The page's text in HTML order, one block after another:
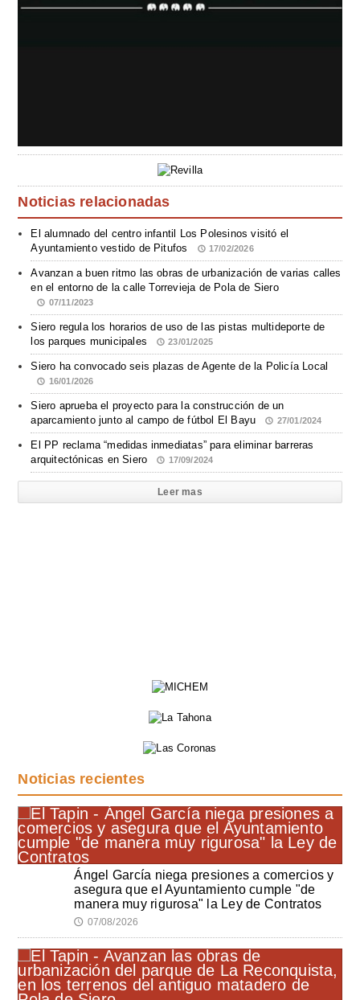
Noticias relacionadas
El alumnado del centro infantil Los Polesinos visitó el
Ayuntamiento vestido de Pitufos
17/02/2026
Avanzan a buen ritmo las obras de urbanización de varias calles
en el entorno de la calle Torrevieja de Pola de Siero
07/11/2023
Siero regula los horarios de uso de las pistas multideporte de
los parques municipales
23/01/2025
Siero ha convocado seis plazas de Agente de la Policía Local
16/01/2026
Siero aprueba el proyecto para la construcción de un
aparcamiento junto al campo de fútbol El Bayu
27/01/2024
El PP reclama “medidas inmediatas” para eliminar barreras
arquitectónicas en Siero
17/09/2024
Leer mas
Noticias recientes
Ángel García niega presiones a comercios y
asegura que el Ayuntamiento cumple "de
manera muy rigurosa" la Ley de Contratos
🕔 07/08/2026